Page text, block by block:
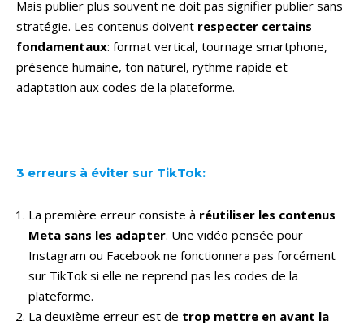
Mais publier plus souvent ne doit pas signifier publier sans
stratégie. Les contenus doivent respecter certains
fondamentaux: format vertical, tournage smartphone,
présence humaine, ton naturel, rythme rapide et
adaptation aux codes de la plateforme.
3 erreurs à éviter sur TikTok:
La première erreur consiste à réutiliser les contenus
Meta sans les adapter. Une vidéo pensée pour
Instagram ou Facebook ne fonctionnera pas forcément
sur TikTok si elle ne reprend pas les codes de la
plateforme.
La deuxième erreur est de trop mettre en avant la